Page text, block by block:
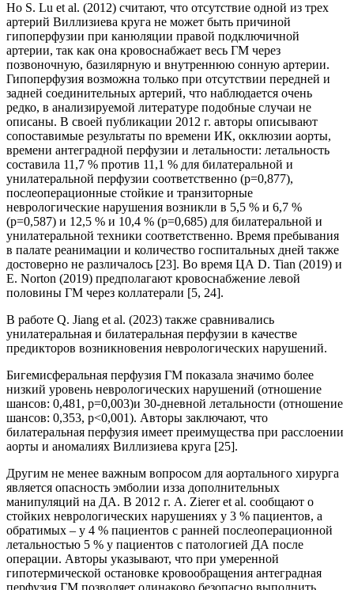
Но S. Lu et al. (2012) считают, что отсутствие одной из трех
артерий Виллизиева круга не может быть причиной
гипоперфузии при канюляции правой подключичной
артерии, так как она кровоснабжает весь ГМ через
позвоночную, базилярную и внутреннюю сонную артерии.
Гипоперфузия возможна только при отсутствии передней и
задней соединительных артерий, что наблюдается очень
редко, в анализируемой литературе подобные случаи не
описаны. В своей публикации 2012 г. авторы описывают
сопоставимые результаты по времени ИК, окклюзии аорты,
времени антеградной перфузии и летальности: летальность
составила 11,7 % против 11,1 % для билатеральной и
унилатеральной перфузии соответственно (p=0,877),
послеоперационные стойкие и транзиторные
неврологические нарушения возникли в 5,5 % и 6,7 %
(p=0,587) и 12,5 % и 10,4 % (p=0,685) для билатеральной и
унилатеральной техники соответственно. Время пребывания
в палате реанимации и количество госпитальных дней также
достоверно не различалось [23]. Во время ЦА D. Tian (2019) и
E. Norton (2019) предполагают кровоснабжение левой
половины ГМ через коллатерали [5, 24].
В работе Q. Jiang et al. (2023) также сравнивались
унилатеральная и билатеральная перфузии в качестве
предикторов возникновения неврологических нарушений.
Бигемисферальная перфузия ГМ показала значимо более
низкий уровень неврологических нарушений (отношение
шансов: 0,481, p=0,003)и 30-дневной летальности (отношение
шансов: 0,353, p<0,001). Авторы заключают, что
билатеральная перфузия имеет преимущества при расслоении
аорты и аномалиях Виллизиева круга [25].
Другим не менее важным вопросом для аортального хирурга
является опасность эмболии изза дополнительных
манипуляций на ДА. В 2012 г. A. Zierer et al. сообщают о
стойких неврологических нарушениях у 3 % пациентов, а
обратимых – у 4 % пациентов с ранней послеоперационной
летальностью 5 % у пациентов с патологией ДА после
операции. Авторы указывают, что при умеренной
гипотермической остановке кровообращения антеградная